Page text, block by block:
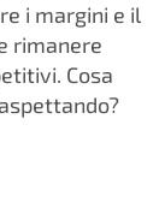
i margini e il
rimanere
Cosa